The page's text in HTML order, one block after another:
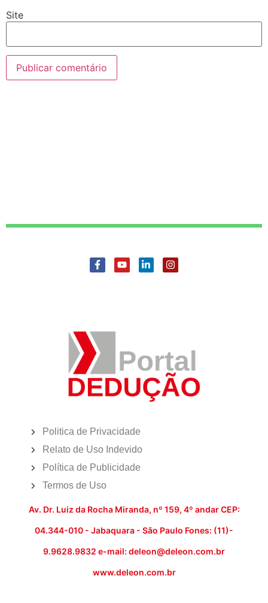
Site
Politica de Privacidade
Relato de Uso Indevido
Política de Publicidade
Termos de Uso
Av. Dr. Luiz da Rocha Miranda, nº 159, 4º andar CEP:
04.344-010 - Jabaquara - São Paulo Fones: (11)-
9.9628.9832 e-mail: deleon@deleon.com.br
www.deleon.com.br